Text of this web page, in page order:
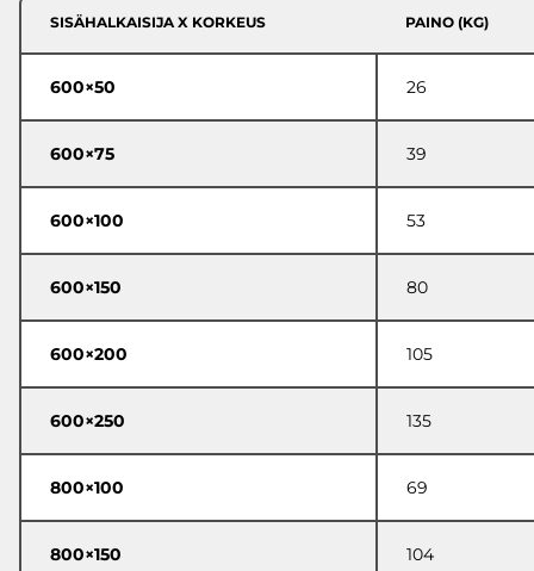
SISÄHALKAISIJA X KORKEUS PAINO (KG)
600×50 26
600×75 39
600×100 53
600×150 80
600×200 105
600×250 135
800×100 69
800×150 104